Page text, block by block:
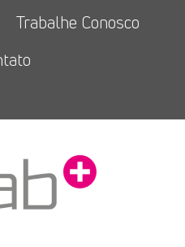
Trabalhe Conosco